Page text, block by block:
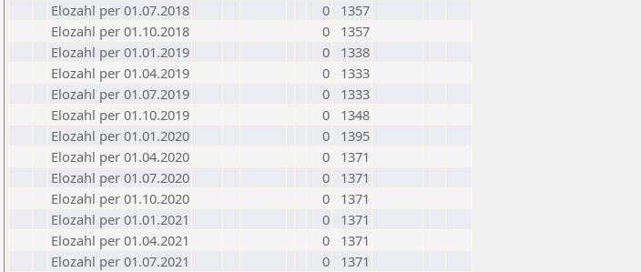
Elozahl per 01.07.2018
0
1357
Elozahl per 01.10.2018
0
1357
Elozahl per 01.01.2019
0
1338
Elozahl per 01.04.2019
0
1333
Elozahl per 01.07.2019
0
1333
Elozahl per 01.10.2019
0
1348
Elozahl per 01.01.2020
0
1395
Elozahl per 01.04.2020
0
1371
Elozahl per 01.07.2020
0
1371
Elozahl per 01.10.2020
0
1371
Elozahl per 01.01.2021
0
1371
Elozahl per 01.04.2021
0
1371
Elozahl per 01.07.2021
0
1371